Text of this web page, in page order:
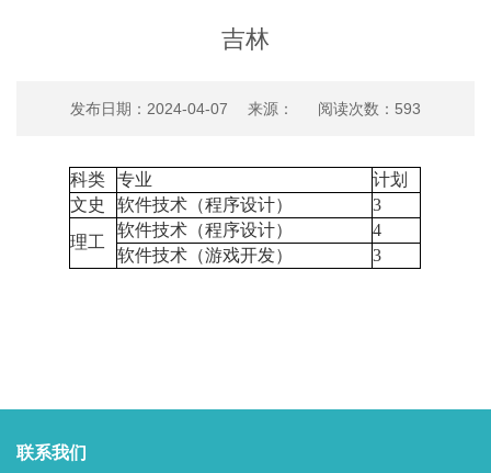
吉林
发布日期：2024-04-07 来源： 阅读次数： 593
科类 专业
计划
文史
软件技术（程序设计）
3
理工
软件技术（程序设计）
4
软件技术（游戏开发）
3
联系我们